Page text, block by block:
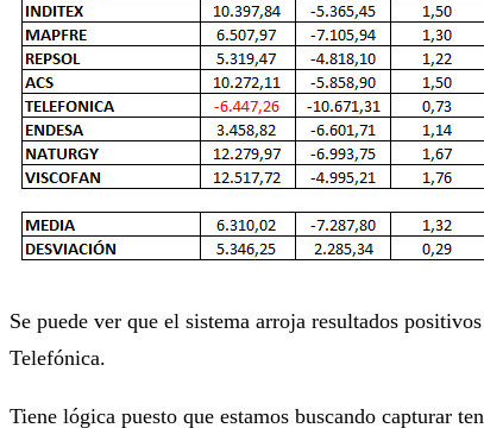
Se puede ver que el sistema arroja resultados
Telefónica.
Tiene lógica puesto que estamos buscando capturar